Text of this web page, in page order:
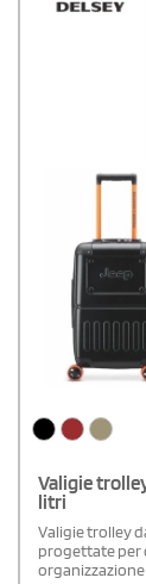
Valigie
litri
Valigie trolley
progettate per
organizzazione